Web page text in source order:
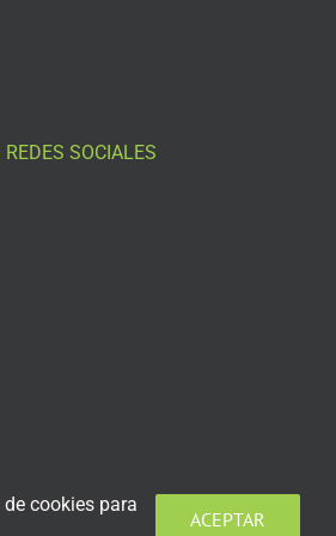
SOCIALES
cookies para
ACEPTAR